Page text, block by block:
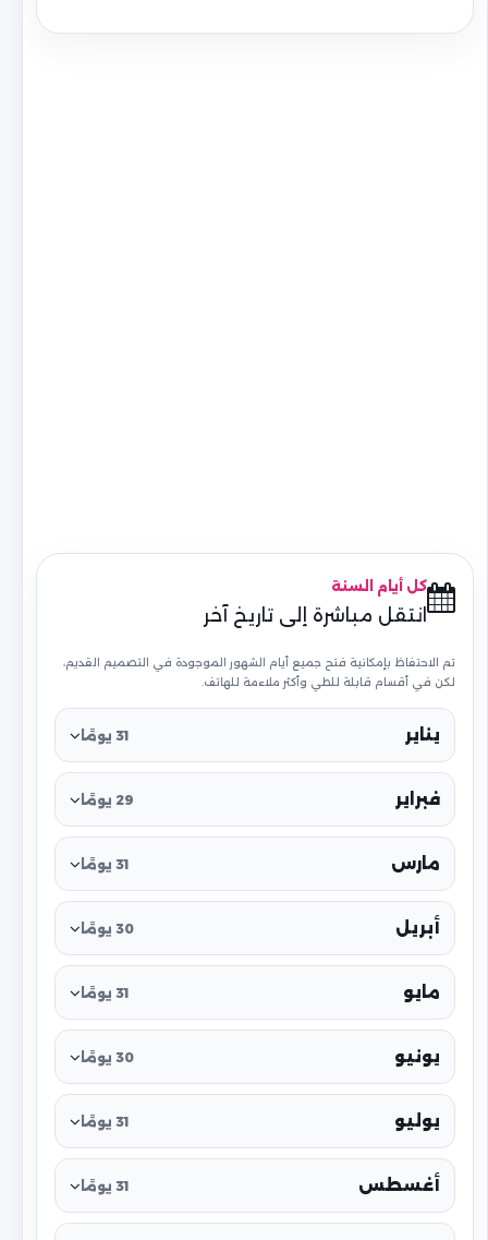
كل أيام السنة
انتقل مباشرة إلى تاريخ آخر
تم الاحتفاظ بإمكانية فتح جميع أيام الشهور الموجودة في التصميم القديم،
لكن في أقسام قابلة للطي وأكثر ملاءمة للهاتف.
يناير 31 يومًا
فبراير 29 يومًا
مارس 31 يومًا
أبريل 30 يومًا
مايو 31 يومًا
يونيو 30 يومًا
يوليو 31 يومًا
أغسطس 31 يومًا